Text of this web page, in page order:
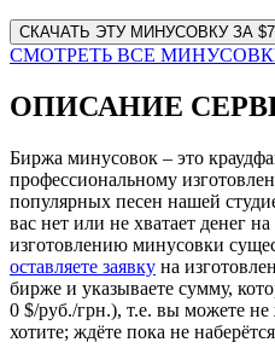
Website
URL
СМОТРЕТЬ ВСЕ
ОПИСАНИЕ
Биржа минусовок – это
профессиональному
популярных песен нашей
вас нет или не хватает денег
изготовлению минусовки
оставляете заявку на
бирже и указываете сумму,
0 $/руб./грн.), т.е. вы можете не
хотите; ждёте пока не